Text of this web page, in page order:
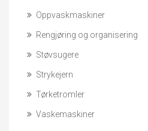
Oppvaskmaskiner
Rengjøring og organisering
Støvsugere
Strykejern
Tørketromler
Vaskemaskiner